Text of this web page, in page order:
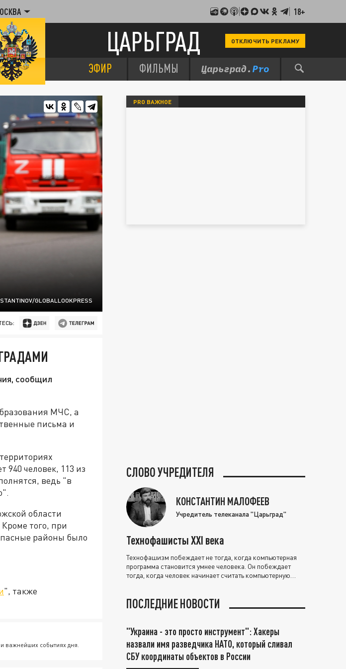
18+
ЦАРЬГРАД ОТКЛЮЧИТЬ РЕКЛАМУ
ЭФИР ФИЛЬМЫ
GLOBALLOOKPRESS
сообщил
МЧС, а
письма и
человек, 113 из
ведь "в
области
того, при
районы было
", также
важнейших событиях дня.
PRO ВАЖНОЕ
СЛОВО УЧРЕДИТЕЛЯ
КОНСТАНТИН МАЛОФЕЕВ
Учредитель телеканала "Царьград"
Технофашисты XXI века
Технофашизм побеждает не тогда, когда компьютерная
программа становится умнее человека. Он побеждает
тогда, когда человек начинает считать компьютерную
ПОСЛЕДНИЕ НОВОСТИ
"Украина - это просто инструмент": Хакеры
назвали имя разведчика НАТО, который сливал
СБУ координаты объектов в России